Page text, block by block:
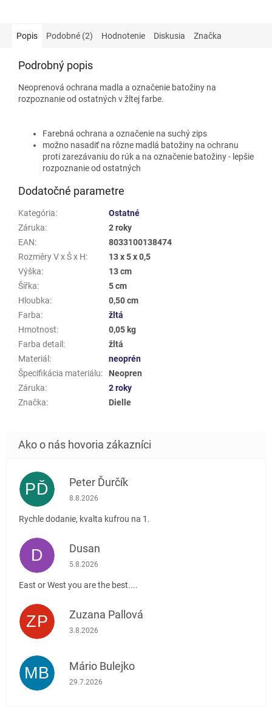
Popis Podobné (2) Hodnotenie Diskusia Značka
Podrobný popis
Neoprenová ochrana madla a označenie batožiny na
rozpoznanie od ostatných v žltej farbe.
Farebná ochrana a označenie na suchý zips
možno nasadiť na rôzne madlá batožiny na ochranu
proti zarezávaniu do rúk a na označenie batožiny - lepšie
rozpoznanie od ostatných
Dodatočné parametre
Kategória:
Ostatné
Záruka:
2 roky
EAN:
8033100138474
Rozměry V x Š x H:
13 x 5 x 0,5
Výška:
13 cm
Šířka:
5 cm
Hloubka:
0,50 cm
Farba:
žltá
Hmotnost:
0,05 kg
Farba detail :
žltá
Materiál :
neoprén
Špecifikácia materiálu:
Neopren
Záruka:
2 roky
Značka: Dielle
PĎ Peter Ďurčík
Hodnotenie obchodu je 5 z 5 hviezdičiek.
8.8.2026
Rychle dodanie, kvalta kufrou na 1.
D Dusan
Hodnotenie obchodu je 5 z 5 hviezdičiek.
5.8.2026
East or West you are the best....
ZP Zuzana Pallová
Hodnotenie obchodu je 5 z 5 hviezdičiek.
3.8.2026
MB Mário Bulejko
Hodnotenie obchodu je 5 z 5 hviezdičiek.
29.7.2026